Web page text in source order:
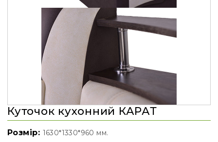
Куточок кухонний КАРАТ
Розмір: 1630*1330*960 мм.